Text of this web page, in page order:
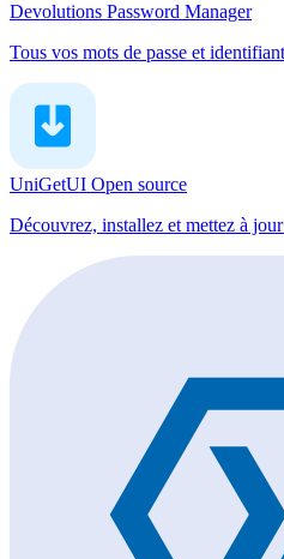
Devolutions Password Manager
Tous vos mots de passe et
UniGetUI Open source
Découvrez, installez et mettez à